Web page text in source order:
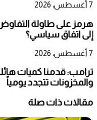
7 أغسطس، 2026
هرمز على طاولة
إلى اتفاق سياسي؟
7 أغسطس، 2026
ترامب: قدمنا كميات
والمخزونات تتجدد يومياً
مقالات ذات صلة